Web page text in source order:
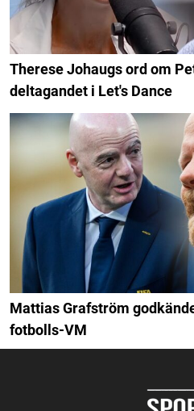
Therese Johaugs ord om
deltagandet i Let's Dance
Mattias Grafström
fotbolls-VM